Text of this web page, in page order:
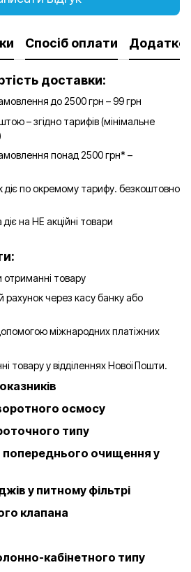
Спосіб оплати
доставки:
до 2500 грн – 99 грн
– згідно тарифів (мінімальне
понад 2500 грн* –
діє по окремому тарифу. безкоштовно
на НЕ акційні товари
отриманні товару
рахунок через касу банку або
міжнародних платіжних
товару у відділеннях Нової Пошти.
осмосу
типу
попереднього очищення у
у питному фільтрі
клапана
кабінетного типу